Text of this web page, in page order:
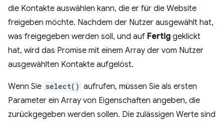
die Kontakte auswählen kann, die er für die Website
freigeben möchte. Nachdem der Nutzer ausgewählt hat,
was freigegeben werden soll, und auf Fertig geklickt
hat, wird das Promise mit einem Array der vom Nutzer
ausgewählten Kontakte aufgelöst.
Wenn Sie select() aufrufen, müssen Sie als ersten
Parameter ein Array von Eigenschaften angeben, die
zurückgegeben werden sollen. Die zulässigen Werte sind